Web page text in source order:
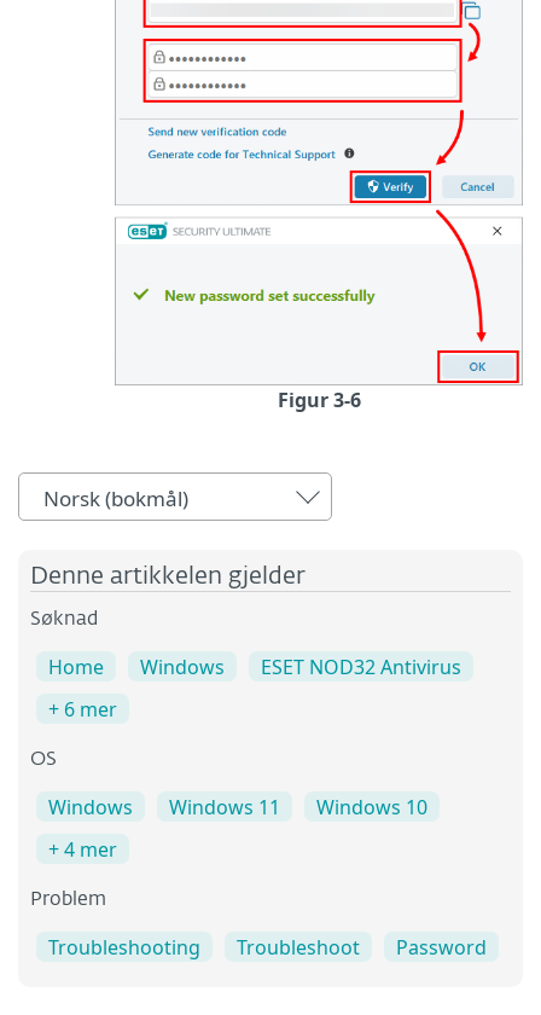
Figur 3-6
Norsk (bokmål)
Denne artikkelen gjelder
Søknad
Home Windows
ESET NOD32 Antivirus
+ 6 mer
OS
Windows Windows 11
Windows 10
+ 4 mer
Problem
Troubleshooting Troubleshoot Password